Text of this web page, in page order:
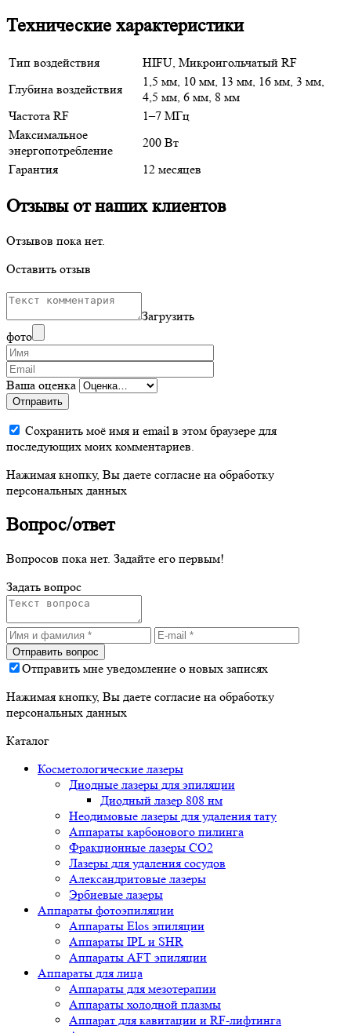
Технические характеристики
Тип воздействия
HIFU, Микроигольчатый RF
Глубина воздействия
1,5 мм, 10 мм, 13 мм, 16 мм, 3 мм,
4,5 мм, 6 мм, 8 мм
Частота RF
1–7 МГц
Максимальное
энергопотребление
200 Вт
Гарантия
12 месяцев
Отзывы от наших клиентов
Отзывов пока нет.
Оставить отзыв
Загрузить
фото
Ваша оценка
Отправить
Сохранить моё имя и email в этом браузере для
последующих моих комментариев.
Нажимая кнопку, Вы даете согласие на обработку
персональных данных
Вопрос/ответ
Вопросов пока нет. Задайте его первым!
Задать вопрос
Отправить мне уведомление о новых записях
Нажимая кнопку, Вы даете согласие на обработку
персональных данных
Каталог
Косметологические лазеры
Диодные лазеры для эпиляции
Диодный лазер 808 нм
Неодимовые лазеры для удаления тату
Аппараты карбонового пилинга
Фракционные лазеры CO2
Лазеры для удаления сосудов
Александритовые лазеры
Эрбиевые лазеры
Аппараты фотоэпиляции
Аппараты Elos эпиляции
Аппараты IPL и SHR
Аппараты AFT эпиляции
Аппараты для лица
Аппараты для мезотерапии
Аппараты холодной плазмы
Аппарат для кавитации и RF-лифтинга